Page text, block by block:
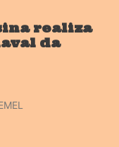
realiza
da